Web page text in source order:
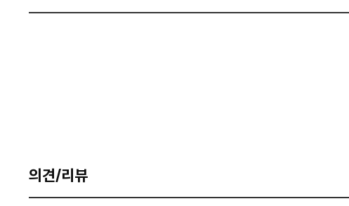
의견/리뷰